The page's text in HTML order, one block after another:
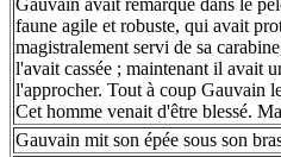
Gauvain avait remarqué dans le
faune agile et robuste, qui avait
magistralement servi de sa
l'avait cassée ; maintenant il avait
l'approcher. Tout à coup Gauvain
Cet homme venait d'être blessé.
Gauvain mit son épée sous son